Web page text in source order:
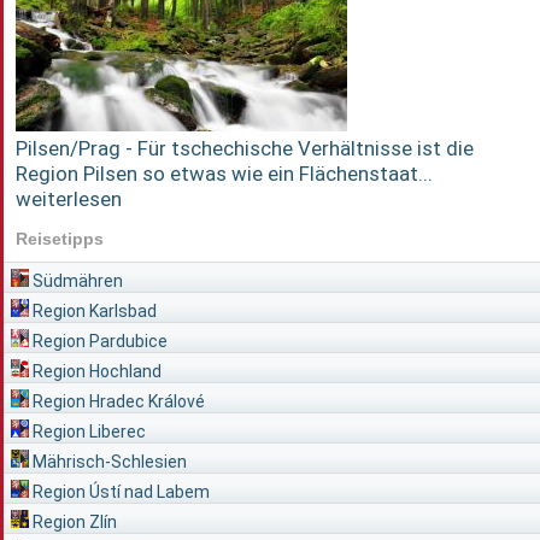
Pilsen/Prag - Für tschechische Verhältnisse ist die
Region Pilsen so etwas wie ein Flächenstaat...
weiterlesen
Reisetipps
Südmähren
Region Karlsbad
Region Pardubice
Region Hochland
Region Hradec Králové
Region Liberec
Mährisch-Schlesien
Region Ústí nad Labem
Region Zlín